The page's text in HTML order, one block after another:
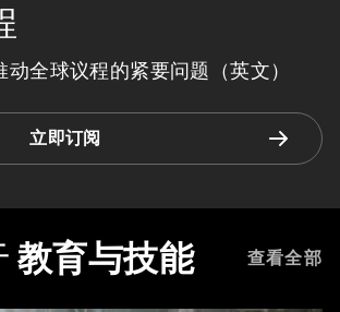
全球议程的紧要问题（英文）
立即订阅
教育与技能 查看全部